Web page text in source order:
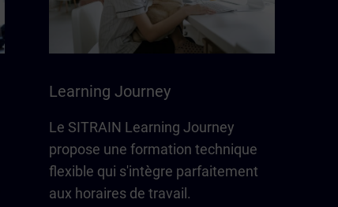
Learning Journey
Le SITRAIN Learning Journey
propose une formation technique
flexible qui s'intègre parfaitement
aux horaires de travail.